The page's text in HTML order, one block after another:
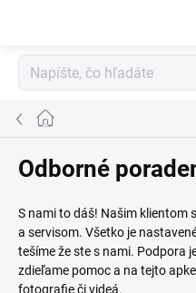
Domov
Odborné
S nami to dáš! Našim klientom
a servisom. Všetko je
tešíme že ste s nami. Podpora
zdieľame pomoc a na tejto
fotografie či videá.